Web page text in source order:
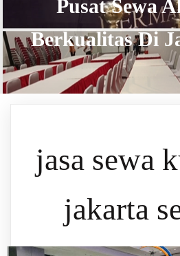
Pusat Sewa
Berkualitas Di
jasa sewa
jakarta